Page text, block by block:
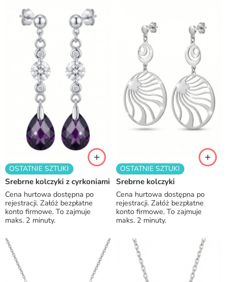
OSTATNIE SZTUKI
Srebrne kolczyki z cyrkoniami
Cena hurtowa dostępna po
rejestracji. Załóż bezpłatne
konto firmowe. To zajmuje
maks. 2 minuty.
OSTATNIE SZTUKI
Srebrne kolczyki
Cena hurtowa dostępna po
rejestracji. Załóż bezpłatne
konto firmowe. To zajmuje
maks. 2 minuty.